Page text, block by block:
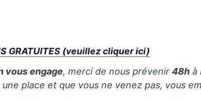
GRATUITES (veuillez cliquer ici)
vous engage, merci de nous prévenir48h à
place et que vous ne venez pas, vous